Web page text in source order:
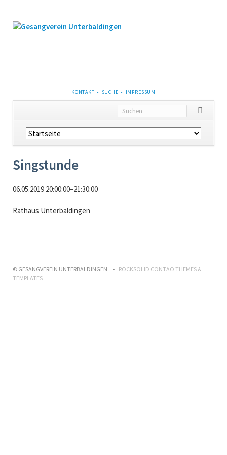
NAVIGATION
ÜBERSPRINGEN
KONTAKT SUCHE IMPRESSUM
Navigation
überspringen
Singstunde
06.05.2019 20:00:00–21:30:00
Rathaus Unterbaldingen
© GESANGVEREIN UNTERBALDINGEN
ROCKSOLID CONTAO THEMES &
TEMPLATES